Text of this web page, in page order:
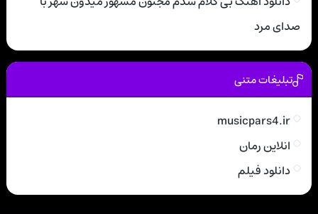
صدای مرد
تبلیغات متنی
musicpars4.ir
انلاین رمان
دانلود فیلم